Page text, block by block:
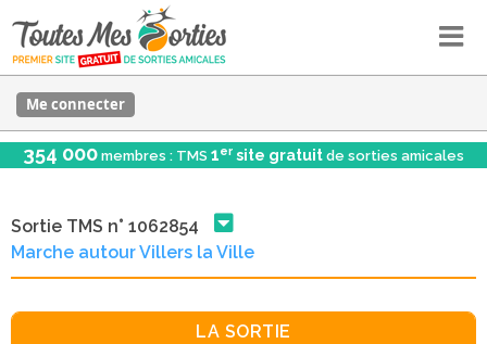
Me connecter
354 000 membres : TMS 1er site gratuit de sorties amicales
Sortie TMS n° 1062854
Marche autour Villers la Ville
LA SORTIE